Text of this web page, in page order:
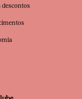
descontos